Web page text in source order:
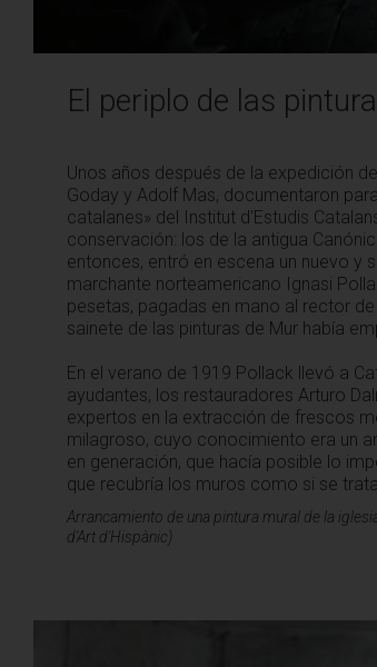
El periplo de las
Unos años después de la expedición
Goday y Adolf Mas, documentaron
catalanes» del Institut d'Estudis
conservación: los de la antigua
entonces, entró en escena un nuevo y
marchante norteamericano Ignasi
pesetas, pagadas en mano al rector
sainete de las pinturas de Mur había
En el verano de 1919 Pollack llevó a
ayudantes, los restauradores Arturo
expertos en la extracción de frescos
milagroso, cuyo conocimiento era un
en generación, que hacía posible lo
que recubría los muros como si se
Arrancamiento de una pintura mural de la
d'Art d'Hispànic)